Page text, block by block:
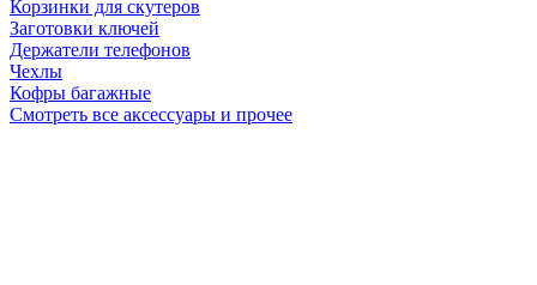
Корзинки для скутеров
Заготовки ключей
Держатели телефонов
Чехлы
Кофры багажные
Смотреть все аксессуары и прочее